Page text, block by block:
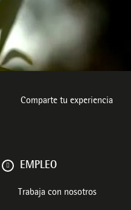
Comparte tu experiencia
EMPLEO
Trabaja con nosotros